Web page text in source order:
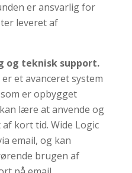
er ansvarlig for
leveret af
og teknisk support.
et avanceret system
er opbygget
lære at anvende og
kort tid. Wide Logic
email, og kan
brugen af